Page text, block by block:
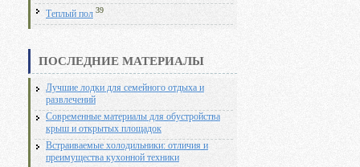
Теплый пол 39
ПОСЛЕДНИЕ МАТЕРИАЛЫ
Лучшие лодки для семейного отдыха и
развлечений
Современные материалы для обустройства
крыш и открытых площадок
Встраиваемые холодильники: отличия и
преимущества кухонной техники